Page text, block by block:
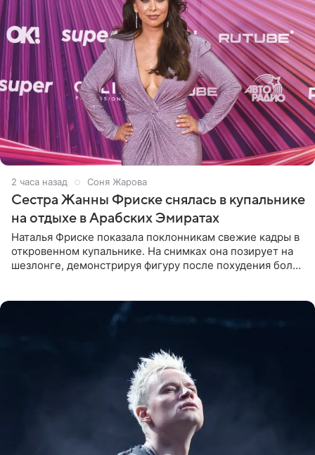
2 часа назад Соня Жарова
Сестра Жанны Фриске снялась в купальнике
на отдыхе в Арабских Эмиратах
Наталья Фриске показала поклонникам свежие кадры в
откровенном купальнике. На снимках она позирует на
шезлонге, демонстрируя фигуру после похудения более